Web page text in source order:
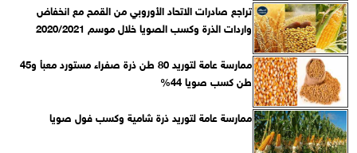
تراجع صادرات الاتحاد الأوروبي من القمح مع انخفاض
واردات الذرة وكسب الصويا خلال موسم 2020/2021
ممارسة عامة لتوريد 80 طن ذرة صفراء مستورد معبأ و45
طن كسب صويا 44%
ممارسة عامة لتوريد ذرة شامية وكسب فول صويا